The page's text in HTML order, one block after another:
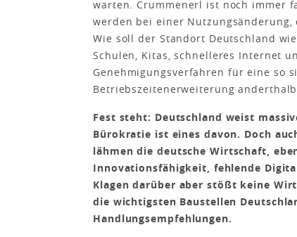
warten. Crummenerl ist noch immer
werden bei einer
Wie soll der Standort Deutschland
Schulen, Kitas, schnelleres Internet
Genehmigungsverfahren für eine so
Betriebszeitenerweiterung
Fest steht: Deutschland weist
Bürokratie ist eines davon. Doch
lähmen die deutsche Wirtschaft,
Innovationsfähigkeit, fehlende
Klagen darüber aber stößt keine
die wichtigsten Baustellen
Handlungsempfehlungen.